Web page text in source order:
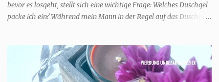
bevor es losgeht, stellt sich eine wichtige Frage: Welches Duschgel
packe ich ein? Während mein Mann in der Regel auf das Duschgel
Urlaub Entspannung und Wellness. Falls ihr ähnlich denkt, lasst
uns doch herausfinden, welcher Duschtyp ihr seid. TYP
GENIESSER Egal, ob Strand oder Städtetrip - für euch gehört